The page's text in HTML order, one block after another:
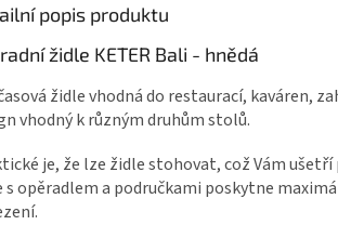
popis produktu
židle KETER Bali - hnědá
židle vhodná do restaurací, kaváren,
vhodný k různým druhům stolů.
je, že lze židle stohovat, což Vám ušetří
s opěradlem a područkami poskytne